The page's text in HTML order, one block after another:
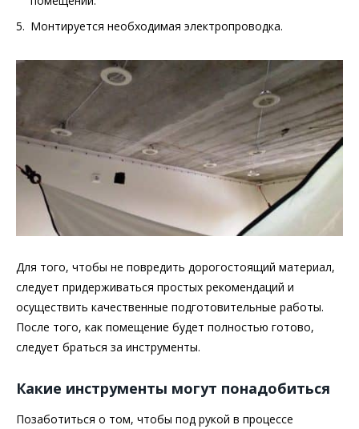
Монтируется необходимая электропроводка.
Для того, чтобы не повредить дорогостоящий материал,
следует придерживаться простых рекомендаций и
осуществить качественные подготовительные работы.
После того, как помещение будет полностью готово,
следует браться за инструменты.
Какие инструменты могут понадобиться
Позаботиться о том, чтобы под рукой в процессе